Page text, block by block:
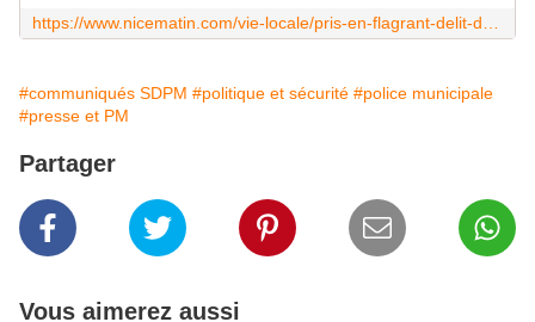
#communiqués SDPM #politique et sécurité #police municipale
#presse et PM
Partager
Vous aimerez aussi